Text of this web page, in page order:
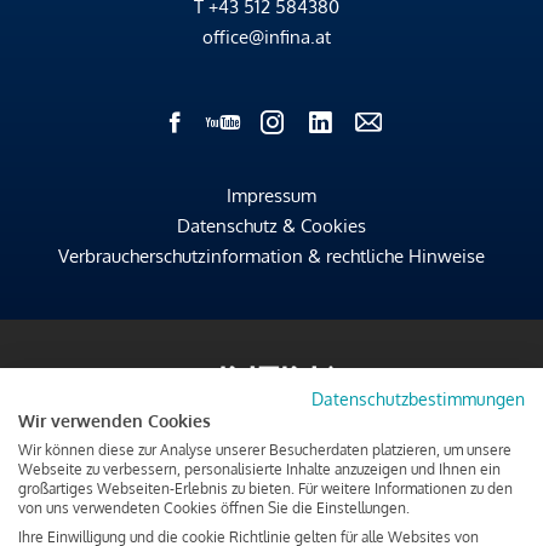
T +43 512 584380
office@infina.at
Impressum
Datenschutz & Cookies
Verbraucherschutzinformation & rechtliche Hinweise
Datenschutzbestimmungen
Wir verwenden Cookies
Wir können diese zur Analyse unserer Besucherdaten platzieren, um unsere
Webseite zu verbessern, personalisierte Inhalte anzuzeigen und Ihnen ein
großartiges Webseiten-Erlebnis zu bieten. Für weitere Informationen zu den
von uns verwendeten Cookies öffnen Sie die Einstellungen.
Ihre Einwilligung und die cookie Richtlinie gelten für alle Websites von